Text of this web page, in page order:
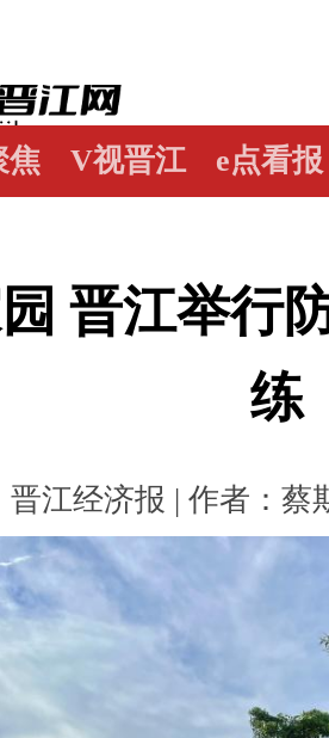
焦 V视晋江 e点看报
晋江举行
练
晋江经济报 | 作者：蔡